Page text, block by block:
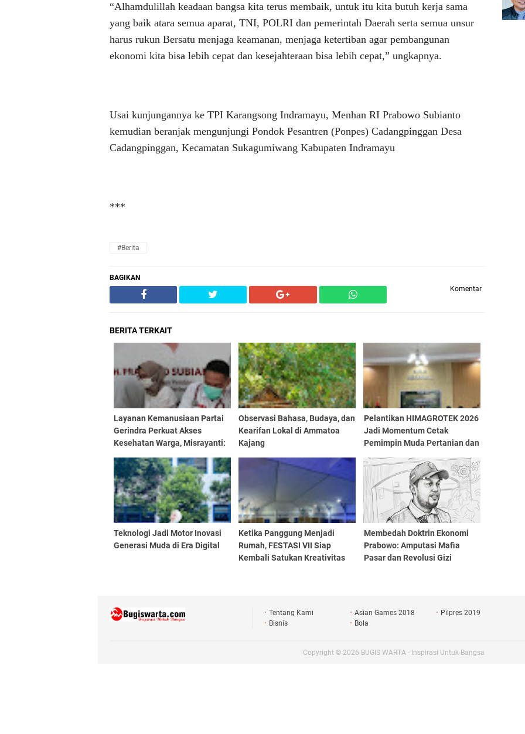
“Alhamdulillah keadaan bangsa kita terus membaik, untuk itu kita butuh kerja sama
yang baik atara semua aparat, TNI, POLRI dan pemerintah Daerah serta semua unsur
harus rukun Bersatu menjaga keamanan, menjaga ketertiban agar pembangunan
ekonomi kita bisa lebih cepat dan kesejahteraan bisa lebih cepat,” ungkapnya.
Usai kunjungannya ke TPI Karangsong Indramayu, Menhan RI Prabowo Subianto
kemudian beranjak mengunjungi Pondok Pesantren (Ponpes) Cadangpinggan Desa
Cadangpinggan, Kecamatan Sukagumiwang Kabupaten Indramayu
***
#Berita
BAGIKAN
Komentar
BERITA TERKAIT
Layanan Kemanusiaan Partai
Gerindra Perkuat Akses
Kesehatan Warga, Misrayanti:
Aspirasi
Observasi Bahasa, Budaya, dan
Kearifan Lokal di Ammatoa
Kajang
Pelantikan HIMAGROTEK 2026
Jadi Momentum Cetak
Pemimpin Muda Pertanian dan
Teknologi Jadi Motor Inovasi
Generasi Muda di Era Digital
Ketika Panggung Menjadi
Rumah, FESTASI VII Siap
Kembali Satukan Kreativitas
Membedah Doktrin Ekonomi
Prabowo: Amputasi Mafia
Pasar dan Revolusi Gizi
Tentang Kami Asian Games 2018
Pilpres 2019
Bisnis
Bola
Copyright © 2026 BUGIS WARTA - Inspirasi Untuk Bangsa